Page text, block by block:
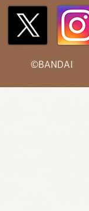
©BANDAI